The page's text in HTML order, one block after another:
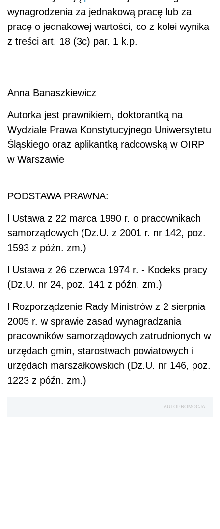
wynagrodzenia za jednakową pracę lub za
pracę o jednakowej wartości, co z kolei wynika
z treści art. 18 (3c) par. 1 k.p.
Anna Banaszkiewicz
Autorka jest prawnikiem, doktorantką na
Wydziale Prawa Konstytucyjnego Uniwersytetu
Śląskiego oraz aplikantką radcowską w OIRP
w Warszawie
PODSTAWA PRAWNA:
Ustawa z 22 marca 1990 r. o pracownikach
samorządowych (Dz.U. z 2001 r. nr 142, poz.
1593 z późn. zm.)
Ustawa z 26 czerwca 1974 r. - Kodeks pracy
(Dz.U. nr 24, poz. 141 z późn. zm.)
Rozporządzenie Rady Ministrów z 2 sierpnia
2005 r. w sprawie zasad wynagradzania
pracowników samorządowych zatrudnionych w
urzędach gmin, starostwach powiatowych i
urzędach marszałkowskich (Dz.U. nr 146, poz.
1223 z późn. zm.)
AUTOPROMOCJA